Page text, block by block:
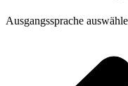
Ausgangssprache